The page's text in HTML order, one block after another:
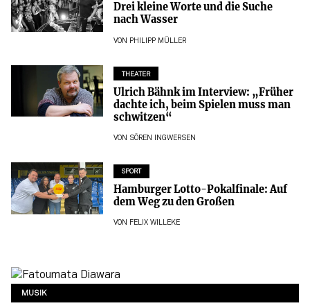
Drei kleine Worte und die Suche
nach Wasser
VON PHILIPP MÜLLER
THEATER
Ulrich Bähnk im Interview: „Früher
dachte ich, beim Spielen muss man
schwitzen“
VON SÖREN INGWERSEN
SPORT
Hamburger Lotto-Pokalfinale: Auf
dem Weg zu den Großen
VON FELIX WILLEKE
MUSIK